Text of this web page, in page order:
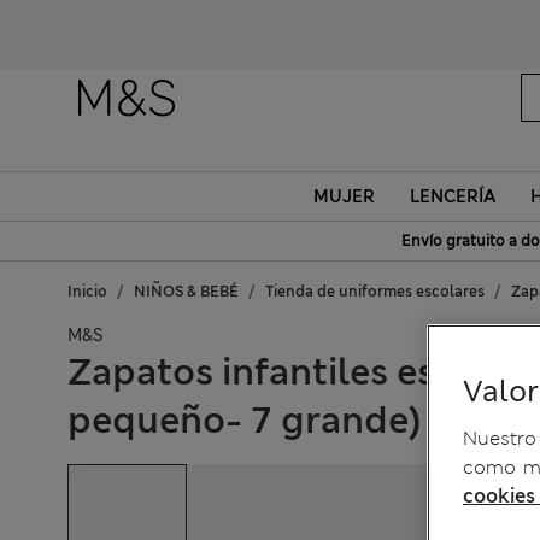
MUJER LENCERÍA
Envío gratuito a
Inicio NIÑOS & BEBÉ Tienda de uniformes escolares
M&S
Zapatos infantiles
pequeño- 7 grande)
como